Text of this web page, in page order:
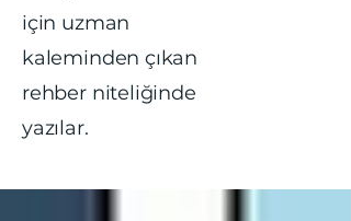
için uzman
kaleminden çıkan
rehber niteliğinde
yazılar.